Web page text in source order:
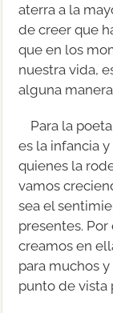
aterra a la
de creer que
que en los
nuestra vida,
alguna
Para la
es la infancia
quienes la
vamos
sea el
presentes.
creamos en
para muchos
punto de vista